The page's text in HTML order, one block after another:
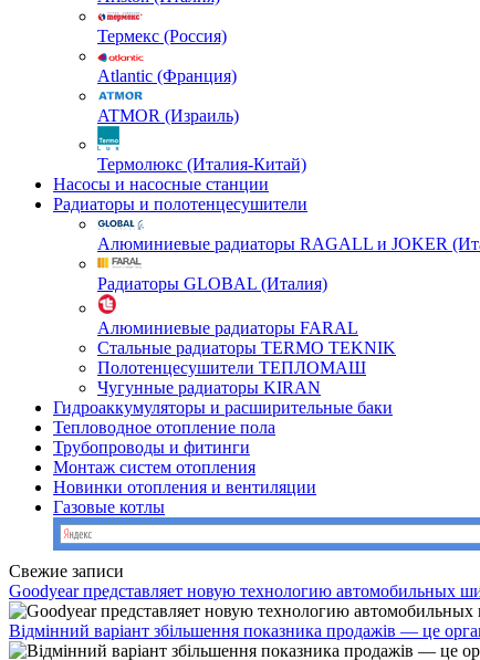
Термекс (Россия)
Atlantic (Франция)
ATMOR (Израиль)
Термолюкс (Италия-Китай)
Насосы и насосные станции
Радиаторы и полотенцесушители
Алюминиевые радиаторы RAGALL и JOKER
Радиаторы GLOBAL (Италия)
Алюминиевые радиаторы FARAL
Стальные радиаторы TERMO TEKNIK
Полотенцесушители ТЕПЛОМАШ
Чугунные радиаторы KIRAN
Гидроаккумуляторы и расширительные баки
Тепловодное отопление пола
Трубопроводы и фитинги
Монтаж систем отопления
Новинки отопления и вентиляции
Газовые котлы
Свежие записи
Goodyear представляет новую технологию автомобильных
Відмінний варіант збільшення показника продажів — це